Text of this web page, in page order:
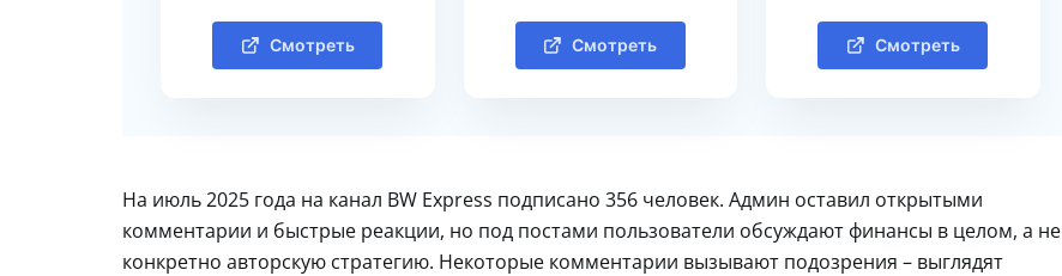
Смотреть Смотреть Смотреть
На июль 2025 года на канал BW Express подписано 356 человек. Админ оставил открытыми
комментарии и быстрые реакции, но под постами пользователи обсуждают финансы в целом, а не
конкретно авторскую стратегию. Некоторые комментарии вызывают подозрения – выглядят